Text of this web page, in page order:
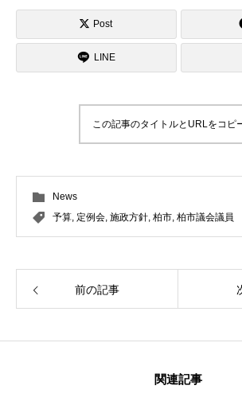
Post
LINE
この記事のタイトルとURLをコピ
News
予算, 定例会, 施政方針, 柏市, 柏市議会議員
前の記事
関連記事